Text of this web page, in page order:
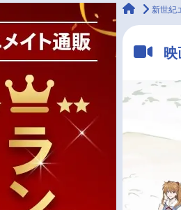
マンガ・ラノベ ゲー
新世紀